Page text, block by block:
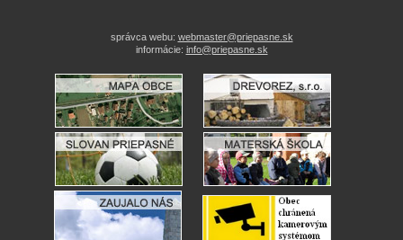
správca webu: webmaster@priepasne.sk
informácie: info@priepasne.sk